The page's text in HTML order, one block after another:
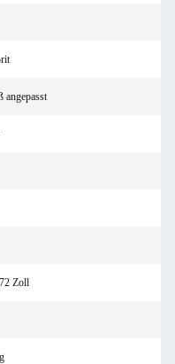
angepasst
Zoll